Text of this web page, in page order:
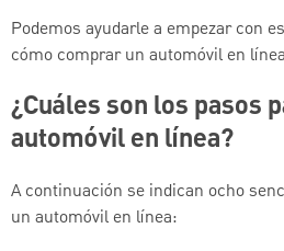
Podemos ayudarle a empezar con
cómo comprar un automóvil en
¿Cuáles son los pasos
automóvil en línea?
A continuación se indican ocho
un automóvil en línea: